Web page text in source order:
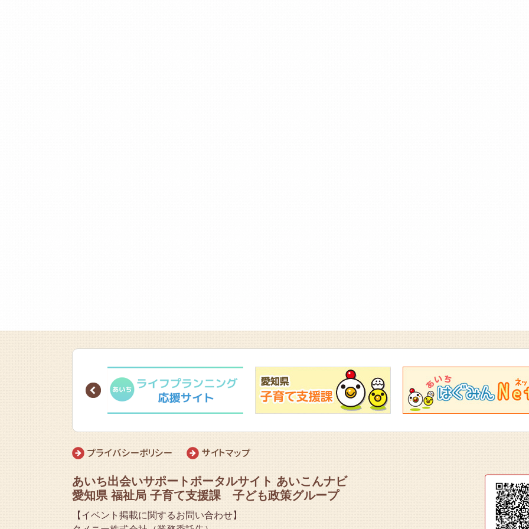
Prev
プライバシーポリシー サイトマップ
あいち出会いサポートポータルサイト あいこんナビ
愛知県 福祉局 子育て支援課 子ども政策グループ
【イベント掲載に関するお問い合わせ】